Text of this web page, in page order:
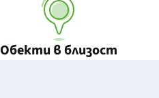
Обекти в близост